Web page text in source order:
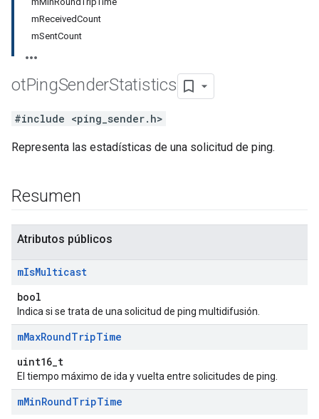
mReceivedCount
mSentCount
otPingSenderStatistics
#include <ping_sender.h>
Representa las estadísticas de una solicitud de ping.
Resumen
Atributos públicos
mIsMulticast
bool
Indica si se trata de una solicitud de ping multidifusión.
mMaxRoundTripTime
uint16_t
El tiempo máximo de ida y vuelta entre solicitudes de ping.
mMinRoundTripTime